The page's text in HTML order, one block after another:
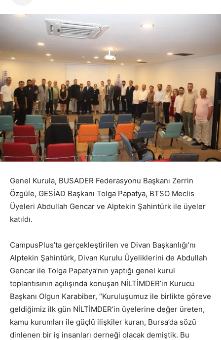
Genel Kurula, BUSADER Federasyonu Başkanı Zerrin
Özgüle, GESİAD Başkanı Tolga Papatya, BTSO Meclis
Üyeleri Abdullah Gencar ve Alptekin Şahintürk ile üyeler
katıldı.
CampusPlus’ta gerçekleştirilen ve Divan Başkanlığı’nı
Alptekin Şahintürk, Divan Kurulu Üyeliklerini de Abdullah
Gencar ile Tolga Papatya’nın yaptığı genel kurul
toplantısının açılışında konuşan NİLTİMDER’in Kurucu
Başkanı Olgun Karabiber, “Kuruluşumuz ile birlikte göreve
geldiğimiz ilk gün NİLTİMDER’in üyelerine değer üreten,
kamu kurumları ile güçlü ilişkiler kuran, Bursa’da sözü
dinlenen bir iş insanları derneği olacak demiştik. Bu